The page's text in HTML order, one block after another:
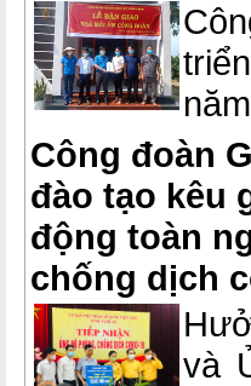
Công đoàn
đào tạo kêu
động toàn
chống dịch
và